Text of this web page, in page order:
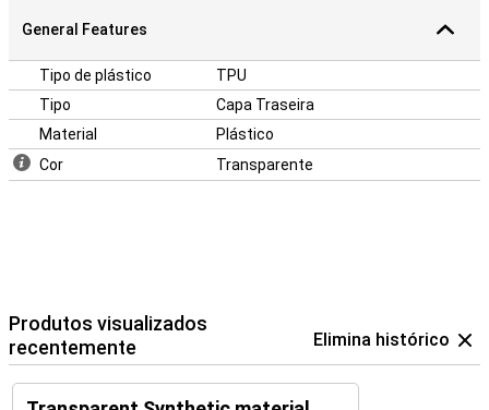
General Features
Tipo de plástico
TPU
Tipo
Capa Traseira
Material
Plástico
Cor
Transparente
Produtos visualizados
recentemente
Elimina histórico